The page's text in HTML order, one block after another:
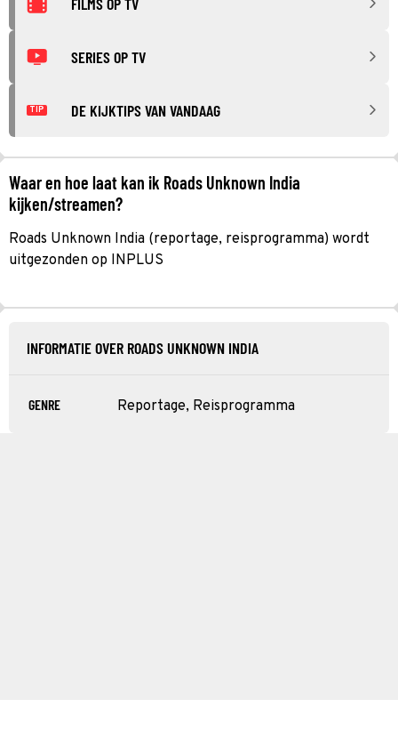
SERIES OP TV
TIP DE KIJKTIPS VAN VANDAAG
Waar en hoe laat kan ik Roads Unknown India
kijken/streamen?
Roads Unknown India (reportage, reisprogramma) wordt
uitgezonden op INPLUS
INFORMATIE OVER ROADS UNKNOWN INDIA
GENRE Reportage, Reisprogramma